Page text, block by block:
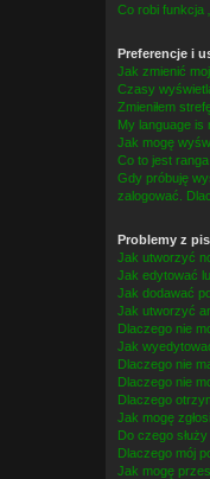
Co robi funkcja
Preferencje i
Jak zmienić
Czasy
Zmieniłem
My language is
Jak mogę
Co to jest
Gdy próbuję
zalogować.
Problemy z
Jak utworzyć
Jak edytować
Jak dodawać
Jak utworzyć
Dlaczego nie
Jak
Dlaczego nie
Dlaczego nie
Dlaczego
Jak mogę
Do czego
Dlaczego mój
Jak mogę